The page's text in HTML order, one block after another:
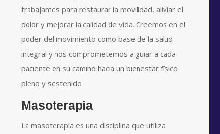
trabajamos para restaurar la movilidad, aliviar el
dolor y mejorar la calidad de vida. Creemos en el
poder del movimiento como base de la salud
integral y nos comprometemos a guiar a cada
paciente en su camino hacia un bienestar físico
pleno y sostenido.
Masoterapia
La masoterapia es una disciplina que utiliza